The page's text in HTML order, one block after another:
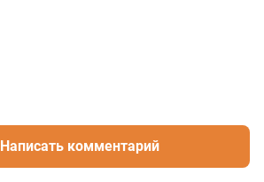
Написать комментарий